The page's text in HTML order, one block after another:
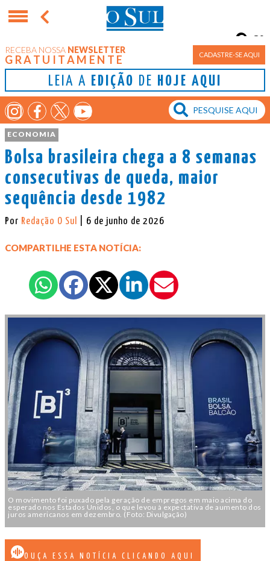
RECEBA NOSSA NEWSLETTER
GRATUITAMENTE CADASTRE-SE AQUI
LEIA A EDIÇÃO DE HOJE AQUI
Porto Alegre
8°
ECONOMIA
Bolsa brasileira chega a 8 semanas
consecutivas de queda, maior
sequência desde 1982
Por Redação O Sul | 6 de junho de 2026
COMPARTILHE ESTA NOTÍCIA:
O movimento foi puxado pela geração de empregos em maio acima do
esperado nos Estados Unidos, o que levou à expectativa de aumento dos
juros americanos em dezembro. (Foto: Divulgação)
OUÇA ESSA NOTÍCIA CLICANDO AQUI